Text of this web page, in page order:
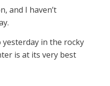
and I haven’t
in the rocky
is at its very best